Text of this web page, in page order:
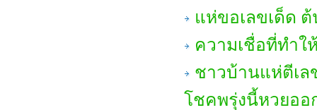
แห่ขอเลขเด็ด
ความเชื่อที่ทำ
ชาวบ้านแห่ตีเล
โชคพรุ่งนี้หวยออ